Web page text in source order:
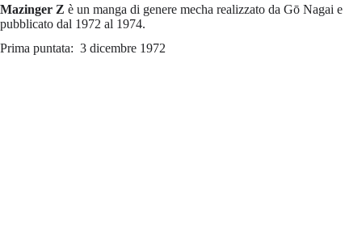
Mazinger Z è un manga di genere mecha realizzato da Gō Nagai e
pubblicato dal 1972 al 1974.
Prima puntata: 3 dicembre 1972